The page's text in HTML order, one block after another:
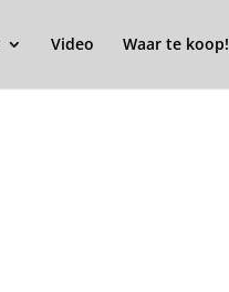
Video Waar te koop!